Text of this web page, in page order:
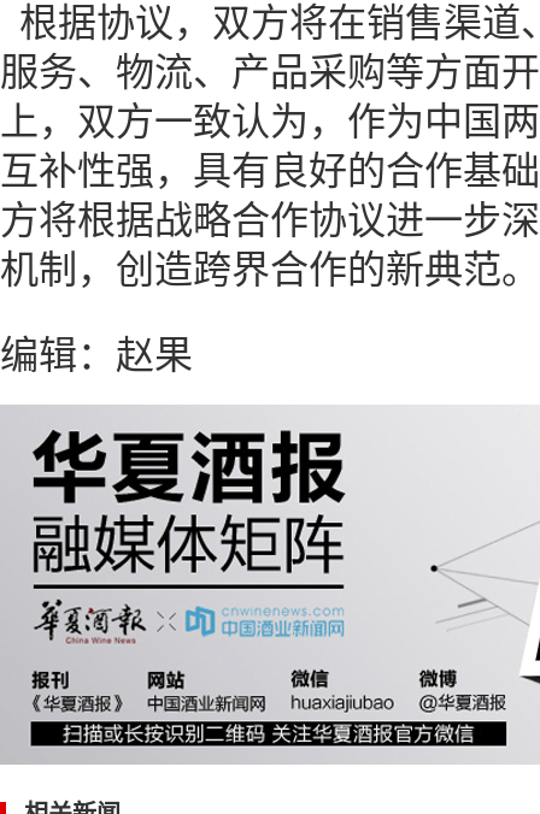
根据协议，双方将在销售渠道
服务、物流、产品采购等方面
上，双方一致认为，作为中国
互补性强，具有良好的合作基
方将根据战略合作协议进一步
机制，创造跨界合作的新典范。
编辑：赵果